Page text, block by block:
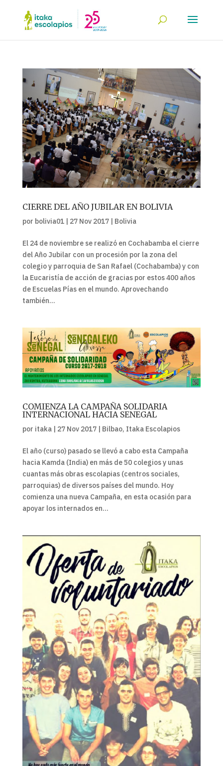
CIERRE DEL AÑO JUBILAR EN BOLIVIA
por bolivia01| 27 Nov 2017| Bolivia
El 24 de noviembre se realizó en Cochabamba el cierre
del Año Jubilar con un procesión por la zona del
colegio y parroquia de San Rafael (Cochabamba) y con
la Eucaristía de acción de gracias por estos 400 años
de Escuelas Pías en el mundo. Aprovechando
también...
COMIENZA LA CAMPAÑA SOLIDARIA
INTERNACIONAL HACIA SENEGAL
por itaka| 27 Nov 2017| Bilbao, Itaka Escolapios
El año (curso) pasado se llevó a cabo esta Campaña
hacia Kamda (India) en más de 50 colegios y unas
cuantas más obras escolapias (centros sociales,
parroquias) de diversos países del mundo. Hoy
comienza una nueva Campaña, en esta ocasión para
apoyar los internados en...